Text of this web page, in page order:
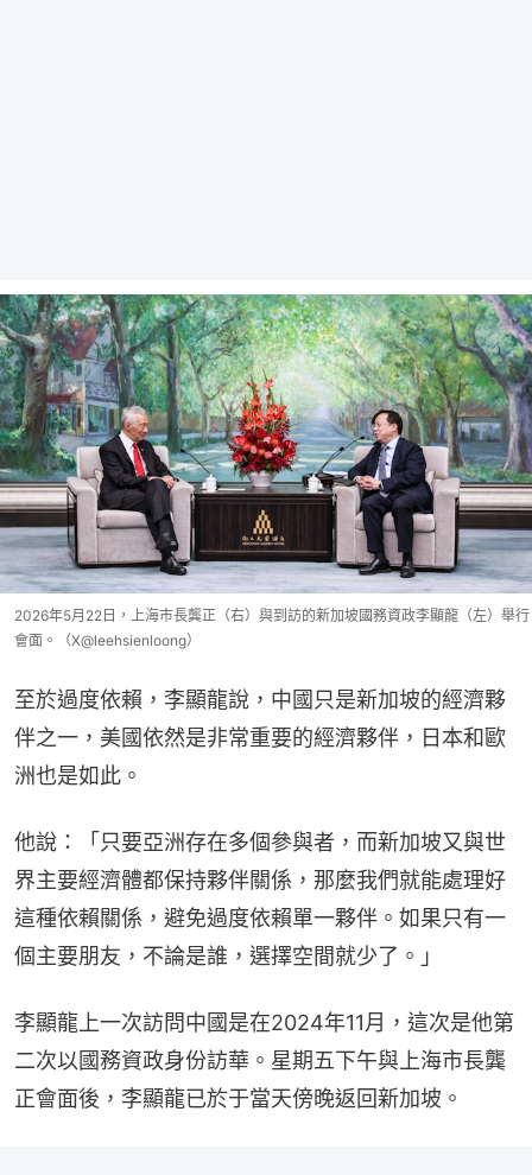
2026年5月22日，上海市長龔正（右）與到訪的新加坡國務資政李顯龍（左）舉行
會面。（X@leehsienloong）
至於過度依賴，李顯龍說，中國只是新加坡的經濟夥
伴之一，美國依然是非常重要的經濟夥伴，日本和歐
洲也是如此。
他說：「只要亞洲存在多個參與者，而新加坡又與世
界主要經濟體都保持夥伴關係，那麼我們就能處理好
這種依賴關係，避免過度依賴單一夥伴。如果只有一
個主要朋友，不論是誰，選擇空間就少了。」
李顯龍上一次訪問中國是在2024年11月，這次是他第
二次以國務資政身份訪華。星期五下午與上海市長龔
正會面後，李顯龍已於于當天傍晚返回新加坡。